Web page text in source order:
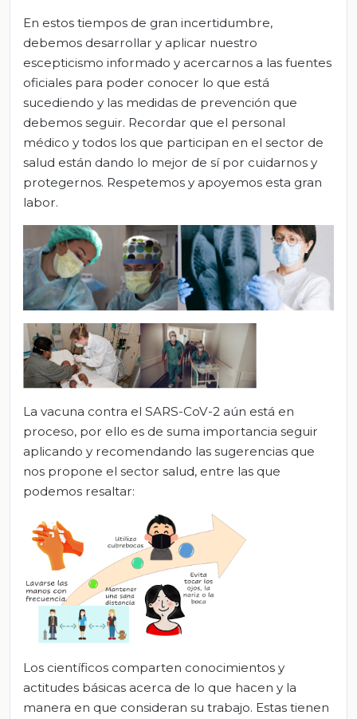
En estos tiempos de gran incertidumbre,
debemos desarrollar y aplicar nuestro
escepticismo informado y acercarnos a las fuentes
oficiales para poder conocer lo que está
sucediendo y las medidas de prevención que
debemos seguir. Recordar que el personal
médico y todos los que participan en el sector de
salud están dando lo mejor de sí por cuidarnos y
protegernos. Respetemos y apoyemos esta gran
labor.
La vacuna contra el SARS-CoV-2 aún está en
proceso, por ello es de suma importancia seguir
aplicando y recomendando las sugerencias que
nos propone el sector salud, entre las que
podemos resaltar:
Los científicos comparten conocimientos y
actitudes básicas acerca de lo que hacen y la
manera en que consideran su trabajo. Estas tienen